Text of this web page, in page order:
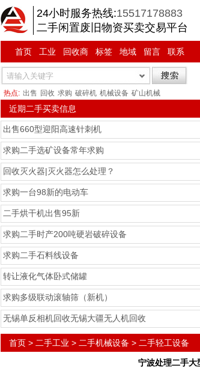
24小时服务热线:15517178883
二手闲置废旧物资买卖交易平台
首页 工业 回收商 标签 地域 留言 联系
热点: 出售 回收 求购 破碎机 机械设备 矿山机械
近期二手买卖信息
出售660型迎阳高速针刺机
求购二手选矿设备常年求购
回收灭火器|灭火器怎么处理？
求购一台98新的电动车
二手烘干机出售95新
求购二手时产200吨硬岩破碎设备
求购二手石料线设备
转让液化气体卧式储罐
求购多级联动滚轴筛（新机）
无锡单反相机回收无锡大疆无人机回收
首页> 二手工业 > 二手机械设备 > 二手轻工设备
宁波处理二手大